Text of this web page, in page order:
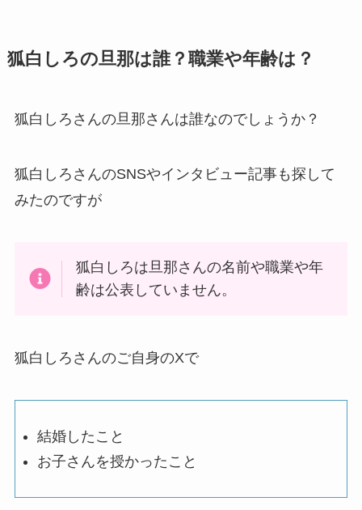
狐白しろの旦那は誰？職業や年齢は？
狐白しろさんの旦那さんは誰なのでしょうか？
狐白しろさんのSNSやインタビュー記事も探して
みたのですが
狐白しろは旦那さんの名前や職業や年
齢は公表していません。
狐白しろさんのご自身のXで
結婚したこと
お子さんを授かったこと